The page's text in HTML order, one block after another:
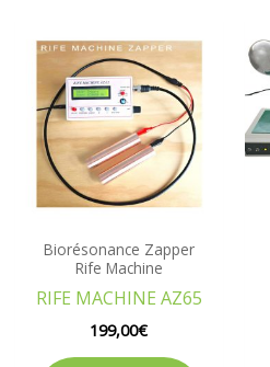
Biorésonance Zapper
Rife Machine
RIFE MACHINE AZ65
199,00€